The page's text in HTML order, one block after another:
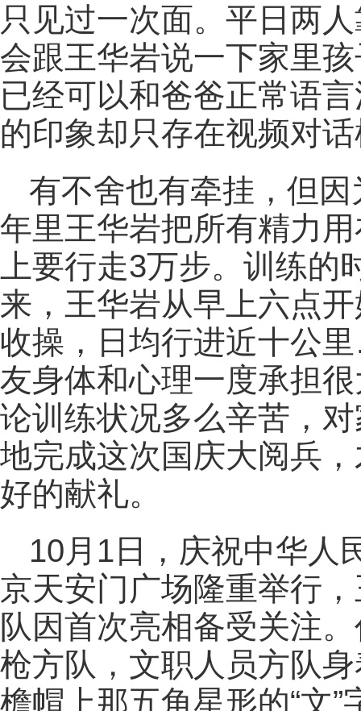
只见过一次面。平日两
会跟王华岩说一下家里
已经可以和爸爸正常语
的印象却只存在视频对
有不舍也有牵挂，但
年里王华岩把所有精力
上要行走3万步。训练的
来，王华岩从早上六点
收操，日均行进近十公
友身体和心理一度承担
论训练状况多么辛苦，
地完成这次国庆大阅兵
好的献礼。
10月1日，庆祝中华人
京天安门广场隆重举行
队因首次亮相备受关注
枪方队，文职人员方队
檐帽上那五角星形的“文